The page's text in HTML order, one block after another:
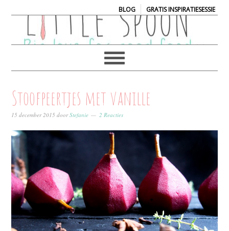
BLOG| GRATIS INSPIRATIESESSIE
Stoofpeertjes met vanille
15 december 2015 doorStefanie 2 Reacties